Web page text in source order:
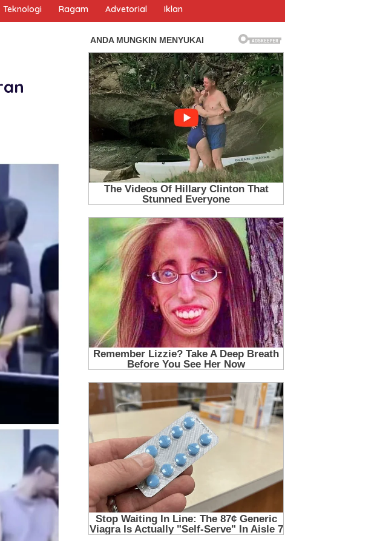
Teknologi Ragam Advetorial Iklan